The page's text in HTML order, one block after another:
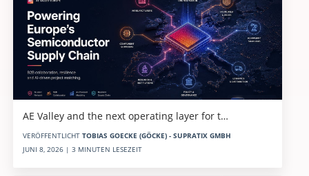
AE Valley and the next operating layer for t…
VERÖFFENTLICHT TOBIAS GOECKE (GÖCKE) - SUPRATIX GMBH
JUNI 8, 2026 | 3 MINUTEN LESEZEIT